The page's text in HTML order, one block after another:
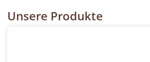
Unsere Produkte